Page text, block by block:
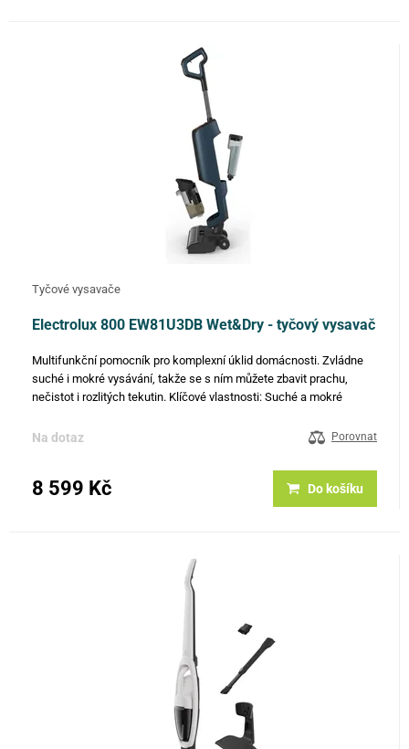
Tyčové vysavače
Electrolux 800 EW81U3DB Wet&Dry - tyčový vysavač
Multifunkční pomocník pro komplexní úklid domácnosti. Zvládne
suché i mokré vysávání, takže se s ním můžete zbavit prachu,
nečistot i rozlitých tekutin. Klíčové vlastnosti: Suché a mokré
Na dotaz Porovnat
8 599 Kč Do košíku